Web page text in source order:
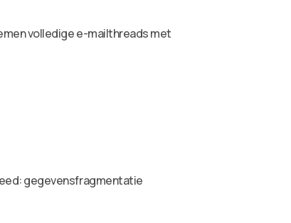
volledige e-mailthreads met
gegevensfragmentatie